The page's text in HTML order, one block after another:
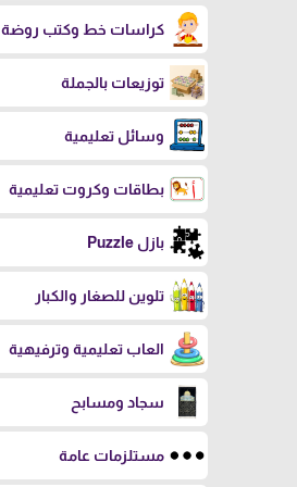
كراسات خط وكتب روضة
توزيعات بالجملة
وسائل تعليمية
بطاقات وكروت تعليمية
بازل Puzzle
تلوين للصغار والكبار
العاب تعليمية وترفيهية
سجاد ومسابح
مستلزمات عامة